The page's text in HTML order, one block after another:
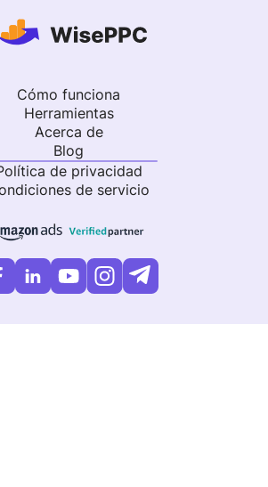
Cómo funciona
Herramientas
Acerca de
Blog
de privacidad
de servicio